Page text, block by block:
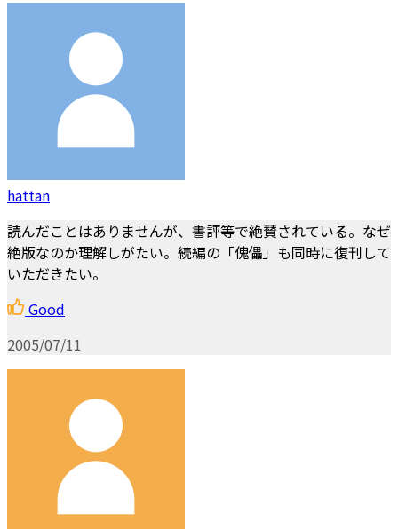
hattan
読んだことはありませんが、書評等で絶賛されている。なぜ
絶版なのか理解しがたい。続編の「傀儡」も同時に復刊して
いただきたい。
Good
2005/07/11